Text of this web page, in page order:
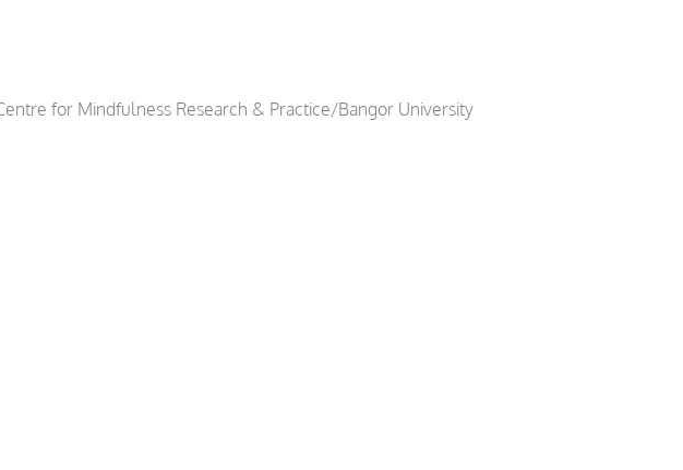
for Mindfulness Research & Practice/Bangor University